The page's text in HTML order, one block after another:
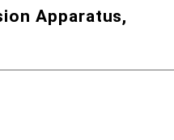
Apparatus,